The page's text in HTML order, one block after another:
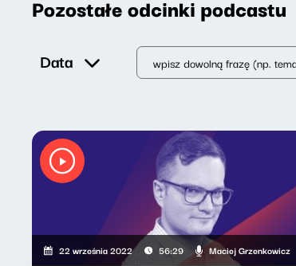
Pozostałe odcinki podcastu
Data
22 września 2022 56:29 Maciej Grzenkowicz